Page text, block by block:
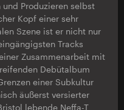
Produzieren selbst
Kopf einer sehr
Szene ist er nicht nur
Tracks
Zusammenarbeit mit
Debütalbum
einer Subkultur
äußerst versierter
lebende Neffa-T